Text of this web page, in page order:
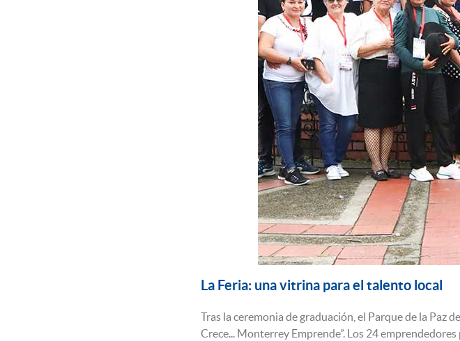
La Feria: una vitrina para el talento local
Tras la ceremonia de graduación, el Parque de la Paz
Crece... Monterrey Emprende”. Los 24